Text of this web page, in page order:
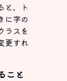
と、ト
に字の
ラスを
更すれ
こと